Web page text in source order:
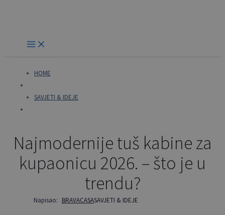
HOME
SAVJETI & IDEJE
Najmodernije tuš kabine za
kupaonicu 2026. – što je u
trendu?
Napisao: BRAVACASASAVJETI & IDEJE